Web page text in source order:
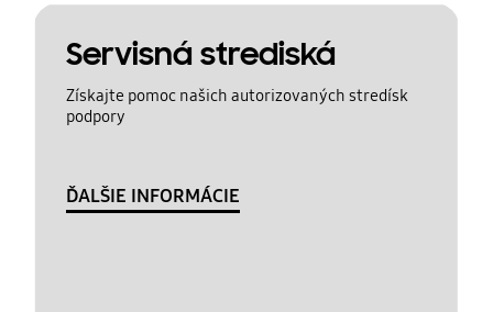
Servisná strediská
Získajte pomoc našich autorizovaných stredísk
podpory
ĎALŠIE INFORMÁCIE